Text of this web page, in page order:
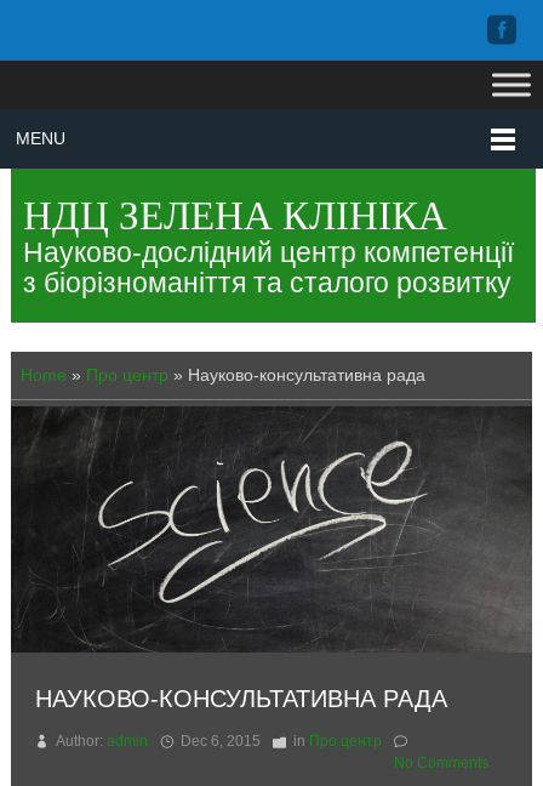
MENU
НДЦ ЗЕЛЕНА КЛІНІКА
Науково-дослідний центр компетенції
з біорізноманіття та сталого розвитку
Home » Про центр » Науково-консультативна рада
НАУКОВО-КОНСУЛЬТАТИВНА РАДА
Author: admin Dec 6, 2015 in Про центр
No Comments